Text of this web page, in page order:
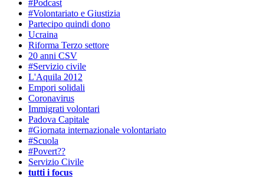
#Podcast
#Volontariato e Giustizia
Partecipo quindi dono
Ucraina
Riforma Terzo settore
20 anni CSV
#Servizio civile
L'Aquila 2012
Empori solidali
Coronavirus
Immigrati volontari
Padova Capitale
#Giornata internazionale volontariato
#Scuola
#Povert??
Servizio Civile
tutti i focus